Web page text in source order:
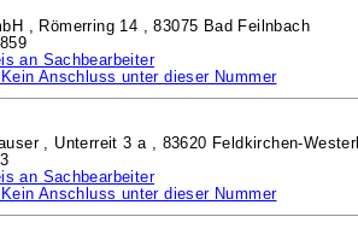
, Römerring 14 ,83075 Bad Feilnbach
an Sachbearbeiter
Anschluss unter dieser Nummer
, Unterreit 3 a , 83620 Feldkirchen-
an Sachbearbeiter
Anschluss unter dieser Nummer